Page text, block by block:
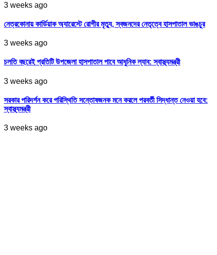
3 weeks ago
নেত্রকোনায় কার্ডিয়াক অ্যারেস্টে রোগীর মৃত্যু, স্বজনদের নেতৃত্বে হাসপাতাল ভাঙচুর
3 weeks ago
চলতি বছরেই প্রতিটি উপজেলা হাসপাতাল পাবে আধুনিক ল্যাব: স্বাস্থ্যমন্ত্রী
3 weeks ago
সরকার পরিদর্শন করে পরিস্থিতি সন্তোষজনক মনে করলে পরবর্তী সিদ্ধান্ত নেওয়া হবে:
স্বাস্থ্যমন্ত্রী
3 weeks ago